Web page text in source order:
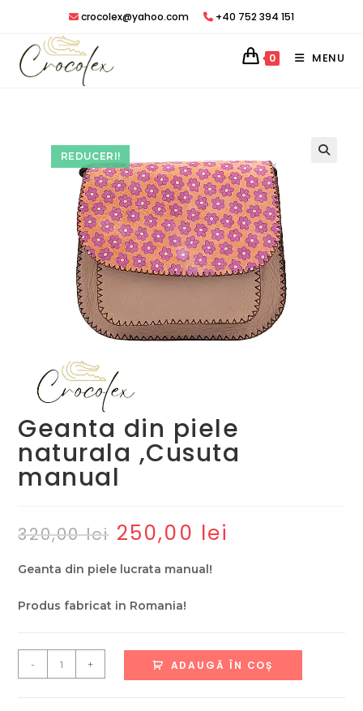
crocolex@yahoo.com +40 752 394 151
0 MENU
REDUCERI!
Geanta din piele
naturala ,Cusuta
manual
320,00lei Prețul
inițial
fost:
320,00 lei.
250,00 lei
Geanta din piele lucrata manual!
Produs fabricat in Romania!
Cantitate
Geanta
- + ADAUGĂ ÎN COȘ